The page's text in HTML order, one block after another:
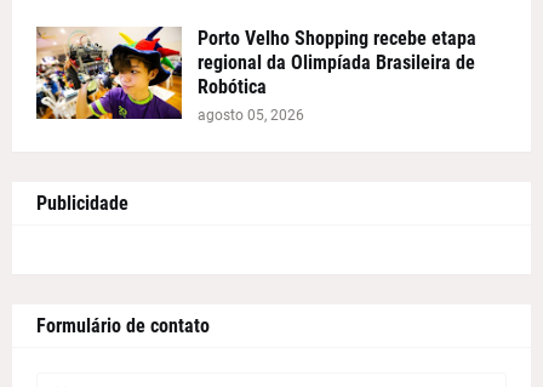
Porto Velho Shopping recebe etapa
regional da Olimpíada Brasileira de
Robótica
agosto 05, 2026
Publicidade
Formulário de contato